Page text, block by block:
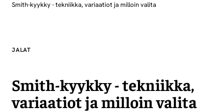
Smith-kyykky - tekniikka, variaatiot ja milloin valita
JALAT
Smith-kyykky - tekniikka,
variaatiot ja milloin valita